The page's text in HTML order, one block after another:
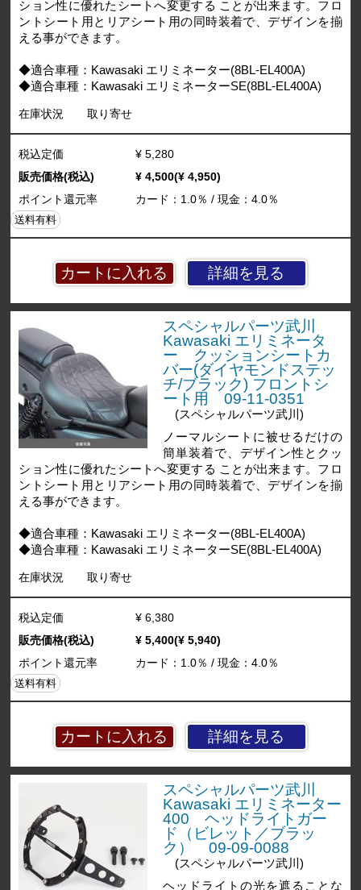
ション性に優れたシートへ変更する ことが出来ます。フロ
ントシート用とリアシート用の同時装着で、デザインを揃
える事ができます。
◆適合車種：Kawasaki エリミネーター(8BL-EL400A)
◆適合車種：Kawasaki エリミネーターSE(8BL-EL400A)
在庫状況 取り寄せ
詳細を見る
税込定価
¥ 5,280
販売価格(税込)
¥ 4,500(¥ 4,950)
ポイント還元率
カード：1.0％ / 現金：4.0％
送料有料
スペシャルパーツ武川
Kawasaki エリミネータ
ー クッションシートカ
バー(ダイヤモンドステッ
チ/ブラック) フロントシ
ート用 09-11-0351
(スペシャルパーツ武川)
ノーマルシートに被せるだけの
簡単装着で、デザイン性とクッ
ション性に優れたシートへ変更する ことが出来ます。フロ
ントシート用とリアシート用の同時装着で、デザインを揃
える事ができます。
◆適合車種：Kawasaki エリミネーター(8BL-EL400A)
◆適合車種：Kawasaki エリミネーターSE(8BL-EL400A)
在庫状況 取り寄せ
詳細を見る
税込定価
¥ 6,380
販売価格(税込)
¥ 5,400(¥ 5,940)
ポイント還元率
カード：1.0％ / 現金：4.0％
送料有料
スペシャルパーツ武川
Kawasaki エリミネーター
400 ヘッドライトガー
ド（ビレット／ブラッ
ク） 09-09-0088
(スペシャルパーツ武川)
ヘッドライトの光を遮ることな